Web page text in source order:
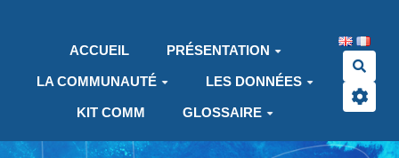
ACCUEIL
PRÉSENTATION
LA COMMUNAUTÉ LES DONNÉES
KIT COMM GLOSSAIRE